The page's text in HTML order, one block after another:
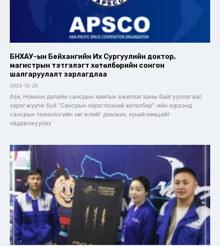
БНХАУ-ын Бейхангийн Их Сургуулийн доктор,
магистрын тэтгэлэгт хөтөлбөрийн сонгон
шалгаруулалт зарлагдлаа
2023-12-25
Ази, Номхон далайн сансрын хамтын ажиллагааны байгууллагаас
хэрэгжүүлж буй “Сансрын хэрэглээний хөтөлбөр”-ийн хүрээнд
сансрын технологийн хөгжлийг дэмжих, хүний нөөцийг
чадавхжуулах